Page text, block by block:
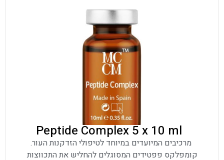
מרכיבים המיועדים במיוחד לטיפולי הזדקנות העור.
קומפלקס פפטידים המסוגלים להחליש את התכווצות